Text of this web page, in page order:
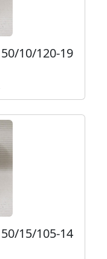
10/120-19
15/105-14